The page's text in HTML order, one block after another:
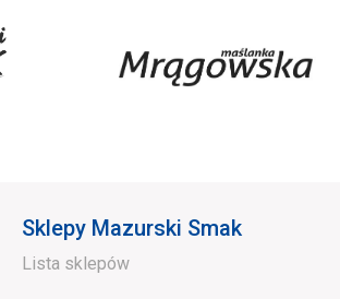
Sklepy Mazurski Smak
Lista sklepów